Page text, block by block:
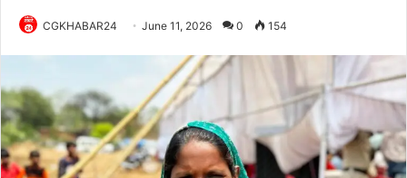
CGKHABAR24 June 11, 2026 0 154